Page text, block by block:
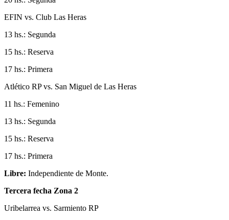
EFIN vs. Club Las Heras
13 hs.: Segunda
15 hs.: Reserva
17 hs.: Primera
Atlético RP vs. San Miguel de Las Heras
11 hs.: Femenino
13 hs.: Segunda
15 hs.: Reserva
17 hs.: Primera
Libre: Independiente de Monte.
Tercera fecha Zona 2
Uribelarrea vs. Sarmiento RP